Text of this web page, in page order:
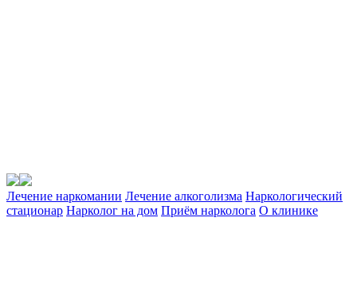
Лечение наркомании Лечение алкоголизма Наркологический
стационар Нарколог на дом Приём нарколога О клинике